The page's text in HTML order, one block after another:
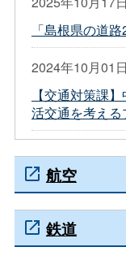
「島根県の道
2024年10月01日
【交通対策課
活交通を考え
航空
鉄道